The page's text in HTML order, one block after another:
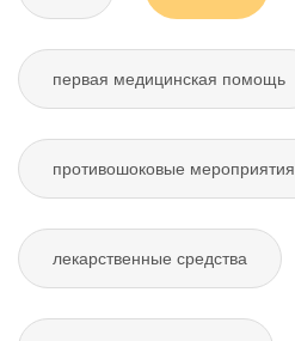
первая медицинская помощь
противошоковые мероприятия
лекарственные средства